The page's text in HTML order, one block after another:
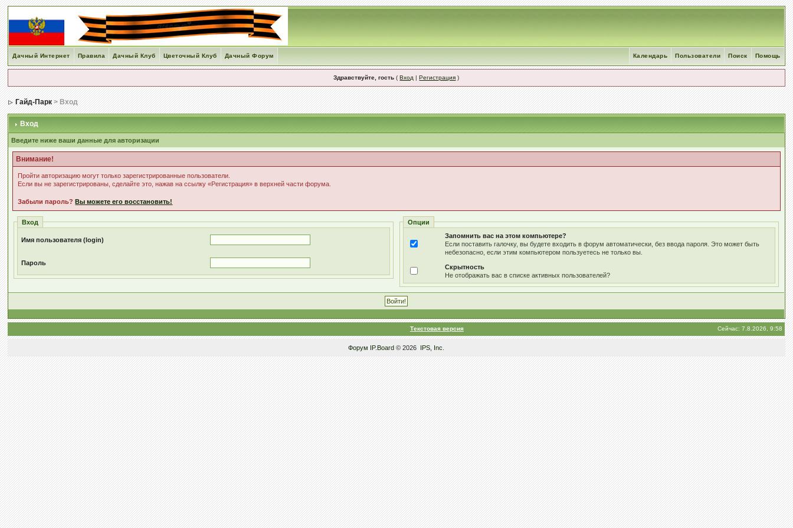
Дачный Интернет Правила Дачный Клуб Цветочный Клуб Дачный Форум Помощь
Поиск
Пользователи
Календарь
Здравствуйте, гость (Вход |Регистрация )
Гайд-Парк> Вход
Вход
Введите ниже ваши данные для авторизации
Внимание!
Пройти авторизацию могут только зарегистрированные пользователи.
Если вы не зарегистрированы, сделайте это, нажав на ссылку «Регистрация» в верхней части форума.
Забыли пароль?Вы можете его восстановить!
Вход
Имя пользователя (login)
Пароль
Опции
Запомнить вас на этом компьютере?
Если поставить галочку, вы будете входить в форум автоматически, без ввода пароля. Это может быть
небезопасно, если этим компьютером пользуетесь не только вы.
Скрытность
Не отображать вас в списке активных пользователей?
Текстовая версия Сейчас: 7.8.2026, 9:58
Форум IP.Board © 2026 IPS, Inc